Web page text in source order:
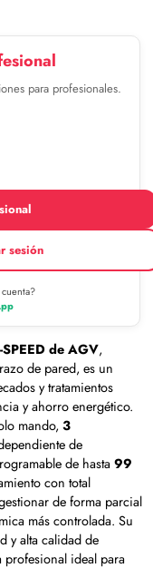
para profesionales.
sesión
de AGV,
de pared, es un
y tratamientos
y ahorro energético.
mando, 3
de
de hasta99
con total
de forma parcial
más controlada. Su
y alta calidad de
ideal para